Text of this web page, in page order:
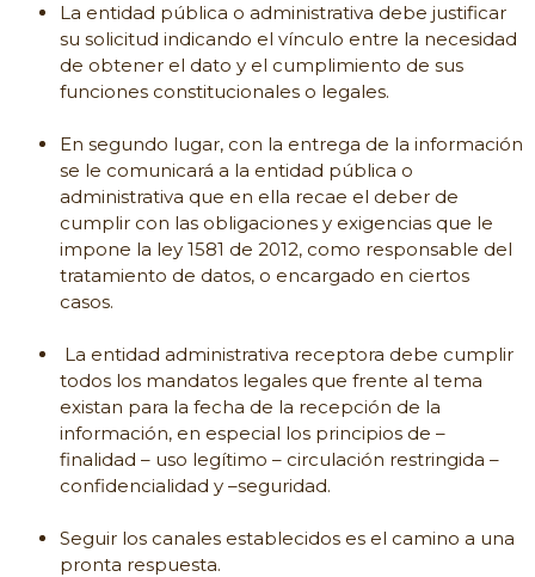
La entidad pública o administrativa debe justificar
su solicitud indicando el vínculo entre la necesidad
de obtener el dato y el cumplimiento de sus
funciones constitucionales o legales.
En segundo lugar, con la entrega de la información
se le comunicará a la entidad pública o
administrativa que en ella recae el deber de
cumplir con las obligaciones y exigencias que le
impone la ley 1581 de 2012, como responsable del
tratamiento de datos, o encargado en ciertos
casos.
La entidad administrativa receptora debe cumplir
todos los mandatos legales que frente al tema
existan para la fecha de la recepción de la
información, en especial los principios de –
finalidad – uso legítimo – circulación restringida –
confidencialidad y –seguridad.
Seguir los canales establecidos es el camino a una
pronta respuesta.